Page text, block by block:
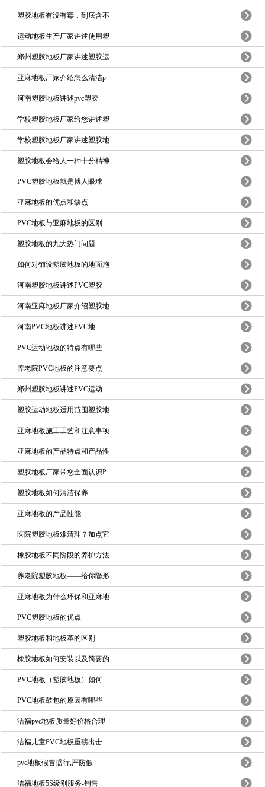
塑胶地板有没有毒，到底含不
运动地板生产厂家讲述使用塑
郑州塑胶地板厂家讲述塑胶运
亚麻地板厂家介绍怎么清洁p
河南塑胶地板讲述pvc塑胶
学校塑胶地板厂家给您讲述塑
学校塑胶地板厂家讲述塑胶地
塑胶地板会给人一种十分精神
PVC塑胶地板就是博人眼球
亚麻地板的优点和缺点
PVC地板与亚麻地板的区别
塑胶地板的九大热门问题
如何对铺设塑胶地板的地面施
河南塑胶地板讲述PVC塑胶
河南亚麻地板厂家介绍塑胶地
河南PVC地板讲述PVC地
PVC运动地板的特点有哪些
养老院PVC地板的注意要点
郑州塑胶地板讲述PVC运动
塑胶运动地板适用范围塑胶地
亚麻地板施工工艺和注意事项
亚麻地板的产品特点和产品性
塑胶地板厂家带您全面认识P
塑胶地板如何清洁保养
亚麻地板的产品性能
医院塑胶地板难清理？加点它
橡胶地板不同阶段的养护方法
养老院塑胶地板——给你隐形
亚麻地板为什么环保和亚麻地
PVC塑胶地板的优点
塑胶地板和地板革的区别
橡胶地板如何安装以及简要的
PVC地板（塑胶地板）如何
PVC地板鼓包的原因有哪些
洁福pvc地板质量好价格合理
洁福儿童PVC地板重磅出击
pvc地板假冒盛行,严防假
洁福地板5S级别服务-销售